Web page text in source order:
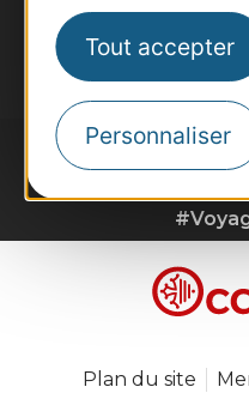
Tout accepter
Personnaliser
Je m'abonne
Plan du site